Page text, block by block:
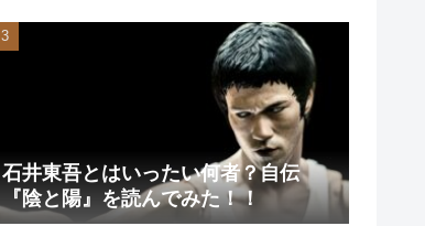
石井東吾とはいったい何者？自伝
『陰と陽』を読んでみた！！